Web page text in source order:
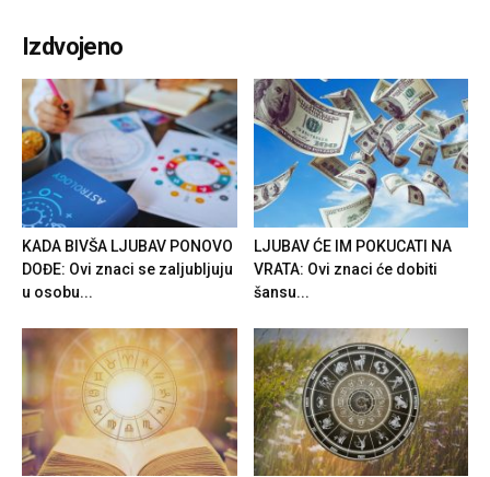
Izdvojeno
KADA BIVŠA LJUBAV PONOVO
DOĐE: Ovi znaci se zaljubljuju
u osobu...
LJUBAV ĆE IM POKUCATI NA
VRATA: Ovi znaci će dobiti
šansu...